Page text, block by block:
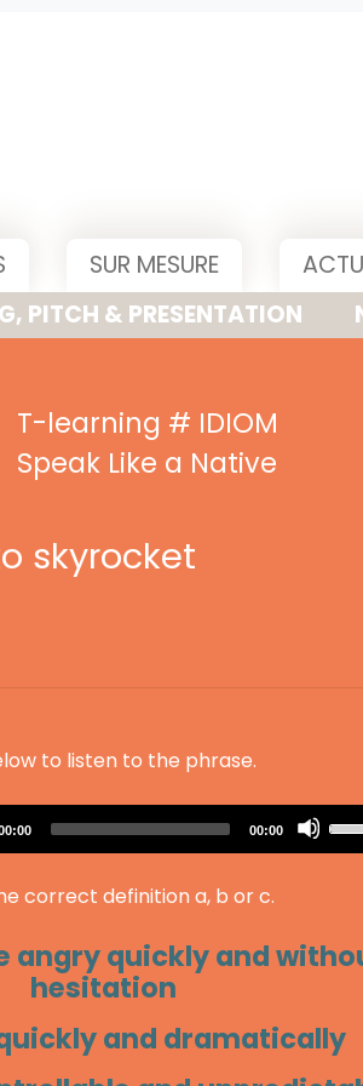
SUR MESURE
PRESENTATION
T-learning # IDIOM
Speak Like a Native
skyrocket
to listen to the phrase.
Audio
Player
Total
00:00
correct definition a, b or c.
angry quickly and
hesitation
and dramatically